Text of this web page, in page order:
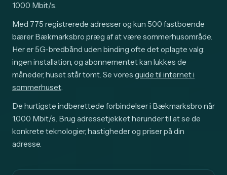
1000 Mbit/s.
Med 775 registrerede adresser og kun 500 fastboende
bærer Bækmarksbro præg af at være sommerhusområde.
Her er 5G-bredbånd uden binding ofte det oplagte valg:
ingen installation, og abonnementet kan lukkes de
måneder, huset står tomt. Se vores guide til internet i
sommerhuset.
De hurtigste indberettede forbindelser i Bækmarksbro når
1.000 Mbit/s. Brug adressetjekket herunder til at se de
konkrete teknologier, hastigheder og priser på din
adresse.